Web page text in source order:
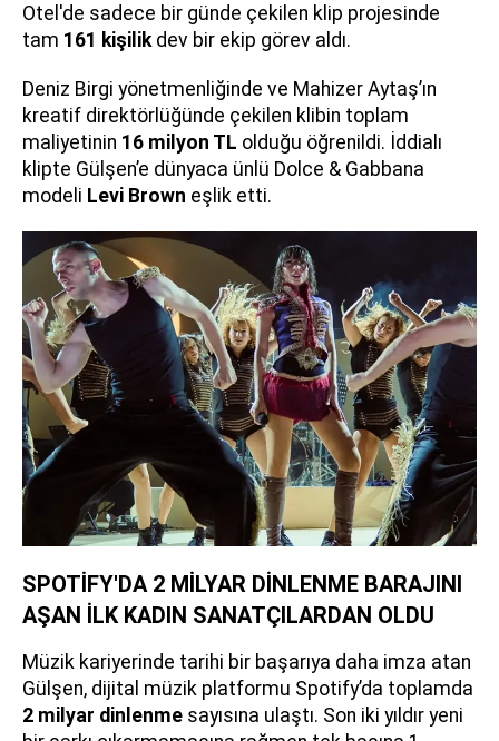
Otel'de sadece bir günde çekilen klip projesinde
tam 161 kişilikdev bir ekip görev aldı.
Deniz Birgi yönetmenliğinde ve Mahizer Aytaş’ın
kreatif direktörlüğünde çekilen klibin toplam
maliyetinin 16 milyon TL olduğu öğrenildi. İddialı
klipte Gülşen’e dünyaca ünlü Dolce & Gabbana
modeli Levi Brown eşlik etti.
SPOTİFY'DA 2 MİLYAR DİNLENME BARAJINI
AŞAN İLK KADIN SANATÇILARDAN OLDU
Müzik kariyerinde tarihi bir başarıya daha imza atan
Gülşen, dijital müzik platformu Spotify’da toplamda
2 milyar dinlenme sayısına ulaştı. Son iki yıldır yeni